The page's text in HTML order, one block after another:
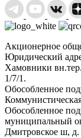
Акционерное
Юридический
Хамовники
1/7/1.
Обособленное
Обособленное
муниципальный
Дмитровское ш,